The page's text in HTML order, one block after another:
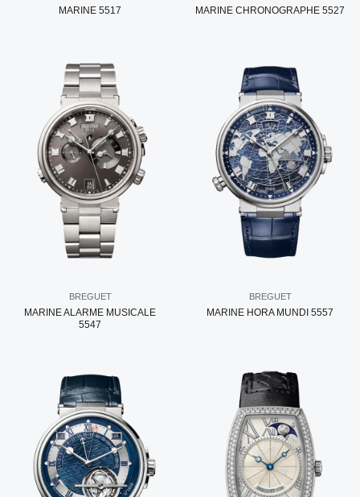
MARINE 5517 MARINE CHRONOGRAPHE 5527
BREGUET
MARINE ALARME MUSICALE
5547
BREGUET
MARINE HORA MUNDI 5557